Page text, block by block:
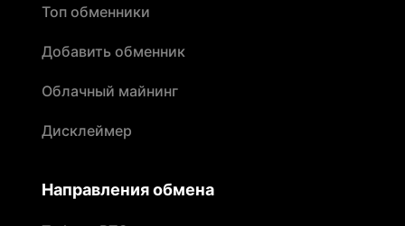
Топ обменники
Добавить обменник
Облачный майнинг
Дисклеймер
Направления обмена